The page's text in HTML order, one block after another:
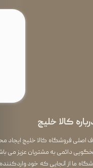
کالا خلیج
اصلی فروشگاه کالا خلیج ایجاد
دائمی به مشتریان عزیز می